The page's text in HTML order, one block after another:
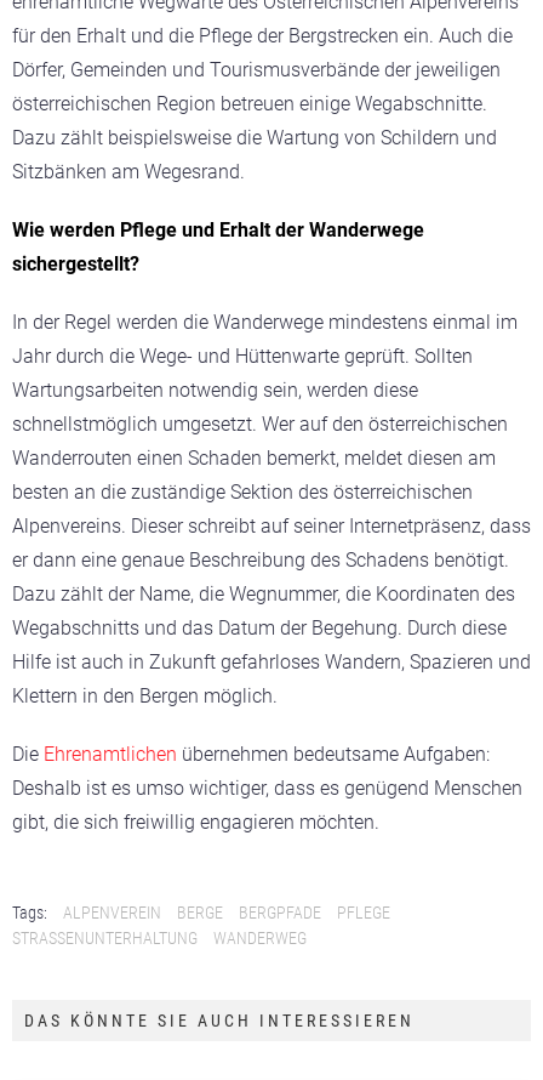
für den Erhalt und die Pflege der Bergstrecken ein. Auch die
Dörfer, Gemeinden und Tourismusverbände der jeweiligen
österreichischen Region betreuen einige Wegabschnitte.
Dazu zählt beispielsweise die Wartung von Schildern und
Sitzbänken am Wegesrand.
Wie werden Pflege und Erhalt der Wanderwege
sichergestellt?
In der Regel werden die Wanderwege mindestens einmal im
Jahr durch die Wege- und Hüttenwarte geprüft. Sollten
Wartungsarbeiten notwendig sein, werden diese
schnellstmöglich umgesetzt. Wer auf den österreichischen
Wanderrouten einen Schaden bemerkt, meldet diesen am
besten an die zuständige Sektion des österreichischen
Alpenvereins. Dieser schreibt auf seiner Internetpräsenz, dass
er dann eine genaue Beschreibung des Schadens benötigt.
Dazu zählt der Name, die Wegnummer, die Koordinaten des
Wegabschnitts und das Datum der Begehung. Durch diese
Hilfe ist auch in Zukunft gefahrloses Wandern, Spazieren und
Klettern in den Bergen möglich.
Die Ehrenamtlichen übernehmen bedeutsame Aufgaben:
Deshalb ist es umso wichtiger, dass es genügend Menschen
gibt, die sich freiwillig engagieren möchten.
Tags: ALPENVEREIN BERGE BERGPFADE
PFLEGE
STRASSENUNTERHALTUNG
WANDERWEG
DAS KÖNNTE SIE AUCH INTERESSIEREN